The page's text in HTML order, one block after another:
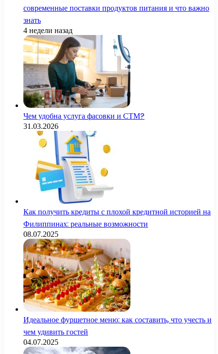
современные поставки продуктов питания и что важно
знать
4 недели назад
Чем удобна услуга фасовки и СТМ?
31.03.2026
Как получить кредиты с плохой кредитной историей на
Филиппинах: реальные возможности
08.07.2025
Идеальное фуршетное меню: как составить, что учесть и
чем удивить гостей
04.07.2025